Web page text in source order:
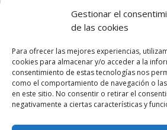
Gestionar el
de las cookies
Para ofrecer las mejores experiencias,
cookies para almacenar y/o acceder a la
consentimiento de estas tecnologías nos
como el comportamiento de navegación o
en este sitio. No consentir o retirar el
negativamente a ciertas características y
S/T